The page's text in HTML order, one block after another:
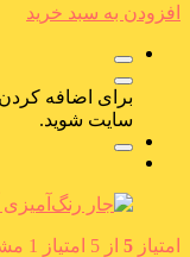
افزودن به سبد خرید
برای اضافه
سایت شوید.
امتیاز 5 از 5 امتیاز 1